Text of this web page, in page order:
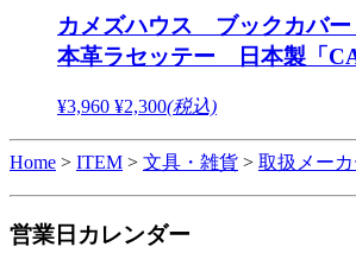
カメズハウス ブックカバ
本革ラセッテー 日本製「
¥3,960 ¥2,300(税込)
Home > ITEM > 文具・雑貨 > 取扱メーカ
営業日カレンダー